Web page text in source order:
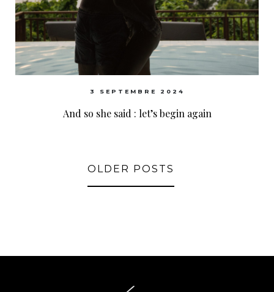
3 SEPTEMBRE 2024
And so she said : let’s begin again
OLDER POSTS